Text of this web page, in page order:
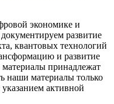
экономике и
развитие
квантовых технологий
и развитие
принадлежат
наши материалы только
активной